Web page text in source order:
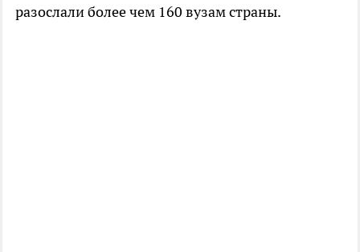
разослали более чем 160 вузам страны.